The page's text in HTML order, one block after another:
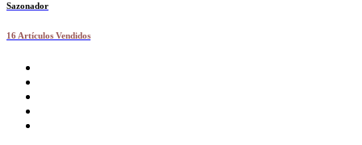
Sazonador
16 Artículos Vendidos